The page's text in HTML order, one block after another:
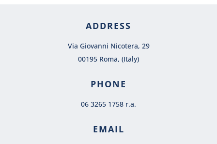
ADDRESS
Via Giovanni Nicotera, 29
00195 Roma, (Italy)
PHONE
06 3265 1758 r.a.
EMAIL